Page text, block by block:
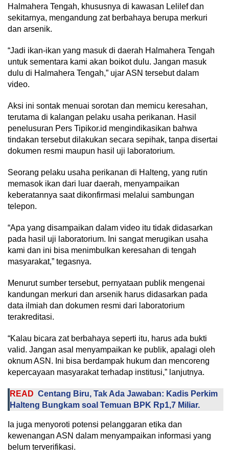
Halmahera Tengah, khususnya di kawasan Lelilef dan
sekitarnya, mengandung zat berbahaya berupa merkuri
dan arsenik.
“Jadi ikan-ikan yang masuk di daerah Halmahera Tengah
untuk sementara kami akan boikot dulu. Jangan masuk
dulu di Halmahera Tengah,” ujar ASN tersebut dalam
video.
Aksi ini sontak menuai sorotan dan memicu keresahan,
terutama di kalangan pelaku usaha perikanan. Hasil
penelusuran Pers Tipikor.id mengindikasikan bahwa
tindakan tersebut dilakukan secara sepihak, tanpa disertai
dokumen resmi maupun hasil uji laboratorium.
Seorang pelaku usaha perikanan di Halteng, yang rutin
memasok ikan dari luar daerah, menyampaikan
keberatannya saat dikonfirmasi melalui sambungan
telepon.
“Apa yang disampaikan dalam video itu tidak didasarkan
pada hasil uji laboratorium. Ini sangat merugikan usaha
kami dan ini bisa menimbulkan keresahan di tengah
masyarakat,” tegasnya.
Menurut sumber tersebut, pernyataan publik mengenai
kandungan merkuri dan arsenik harus didasarkan pada
data ilmiah dan dokumen resmi dari laboratorium
terakreditasi.
“Kalau bicara zat berbahaya seperti itu, harus ada bukti
valid. Jangan asal menyampaikan ke publik, apalagi oleh
oknum ASN. Ini bisa berdampak hukum dan mencoreng
kepercayaan masyarakat terhadap institusi,” lanjutnya.
READ Centang Biru, Tak Ada Jawaban: Kadis Perkim
Halteng Bungkam soal Temuan BPK Rp1,7 Miliar.
Ia juga menyoroti potensi pelanggaran etika dan
kewenangan ASN dalam menyampaikan informasi yang
belum terverifikasi.